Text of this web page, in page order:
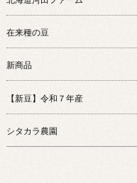
在来種の豆
新商品
【新豆】令和７年産
シタカラ農園